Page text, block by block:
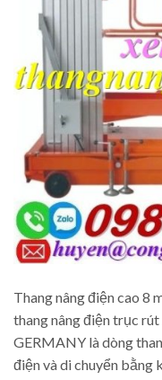
Thang nâng điện cao 8
thang nâng điện trục
GERMANY là dòng
điện và di chuyển bằng